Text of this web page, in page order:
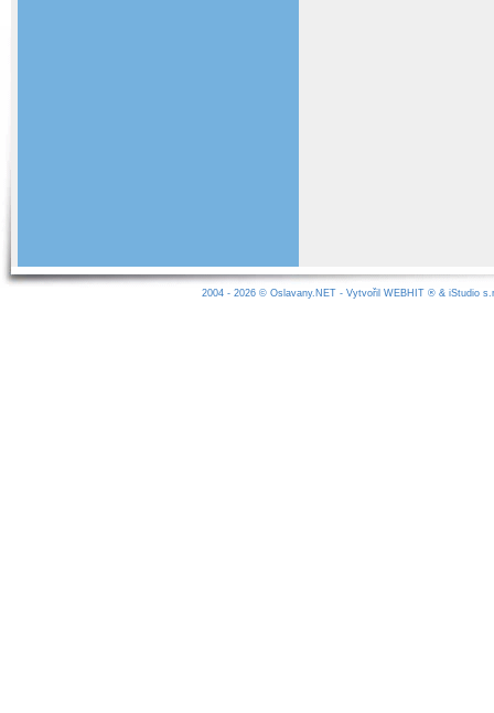
2004 - 2026 © Oslavany.NET- Vytvořil WEBHIT® & iStudio